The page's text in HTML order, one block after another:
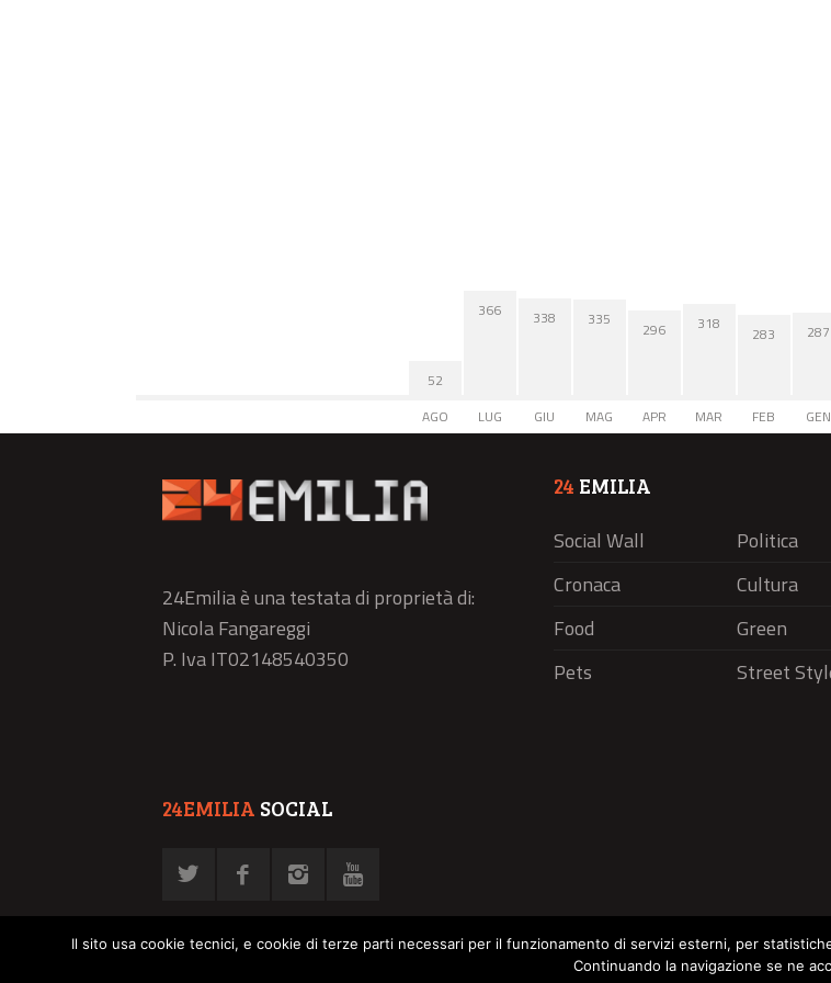
52
AGO
366
LUG
338
GIU
335
MAG
296
APR
318
MAR
283
FEB
287
GEN
24Emilia è una testata di proprietà di:
Nicola Fangareggi
P. Iva IT02148540350
24 EMILIA
Social Wall
Politica
Cronaca
Cultura
Food
Green
Pets
Street
24EMILIA SOCIAL
Il sito usa cookie tecnici, e cookie di terze parti necessari per il funzionamento di servizi esterni, per
Continuando la navigazione se ne